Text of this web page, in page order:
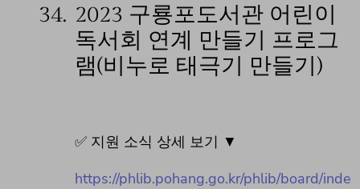
34. 2023 구룡포도서관 어린이
독서회 연계 만들기 프로그
램(비누로 태극기 만들기)
✅ 지원 소식 상세 보기 ▼
https://phlib.pohang.go.kr/phlib/board/inde